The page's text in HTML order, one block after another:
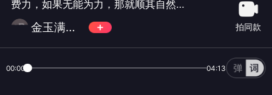
费力，如果无能为力，那就顺其自然，
如果心无所待，那就随遇而安
金玉满堂卍风云 拍同款
00:00 04:13